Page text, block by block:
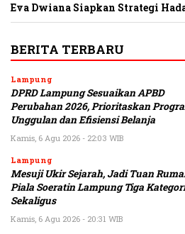
Eva Dwiana Siapkan Strategi
BERITA TERBARU
Lampung
DPRD Lampung Sesuaikan APBD
Perubahan 2026, Prioritaskan
Unggulan dan Efisiensi Belanja
Kamis, 6 Agu 2026 - 22:03 WIB
Lampung
Mesuji Ukir Sejarah, Jadi Tuan
Piala Soeratin Lampung Tiga Kategori
Sekaligus
Kamis, 6 Agu 2026 - 20:31 WIB